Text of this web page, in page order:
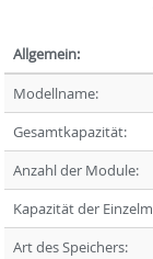
Allgemein:
Modellname:
Gesamtkapazität:
Anzahl der Module:
Kapazität der
Art des Speichers: